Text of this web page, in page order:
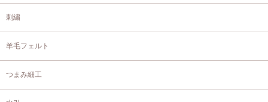
刺繍
羊毛フェルト
つまみ細工